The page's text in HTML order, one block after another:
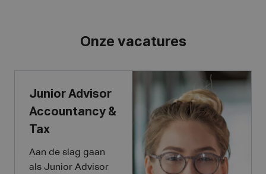
Onze vacatures
Junior Advisor
Accountancy &
Tax
Aan de slag gaan
als Junior Advisor